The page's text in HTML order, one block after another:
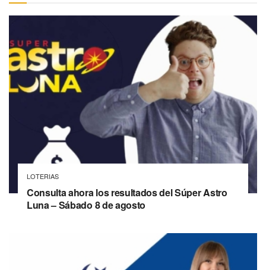
LOTERIAS
Consulta ahora los resultados del Súper Astro
Luna – Sábado 8 de agosto